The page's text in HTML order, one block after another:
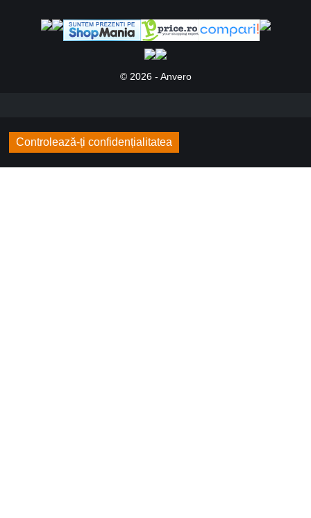
© 2026 - Anvero
Controlează-ți confidențialitatea